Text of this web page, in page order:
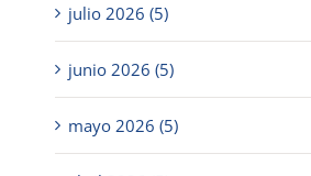
julio 2026 (5)
junio 2026 (5)
mayo 2026 (5)